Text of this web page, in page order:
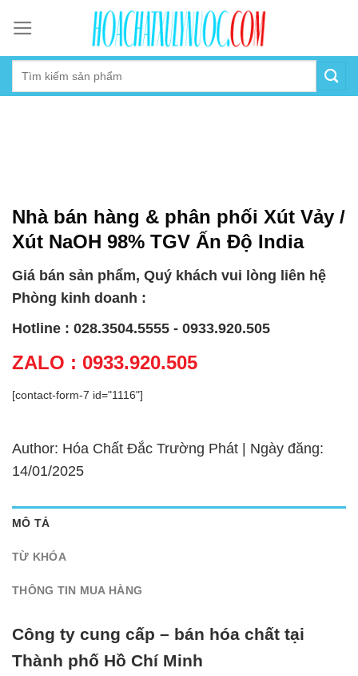
content
Nhà bán hàng & phân phối Xút Vảy /
Xút NaOH 98% TGV Ấn Độ India
Giá bán sản phẩm, Quý khách vui lòng liên hệ
Phòng kinh doanh :
Hotline : 028.3504.5555 - 0933.920.505
ZALO : 0933.920.505
[contact-form-7 id="1116"]
Author: Hóa Chất Đắc Trường Phát | Ngày đăng:
14/01/2025
MÔ TẢ
TỪ KHÓA
THÔNG TIN MUA HÀNG
Công ty cung cấp – bán hóa chất tại
Thành phố Hồ Chí Minh